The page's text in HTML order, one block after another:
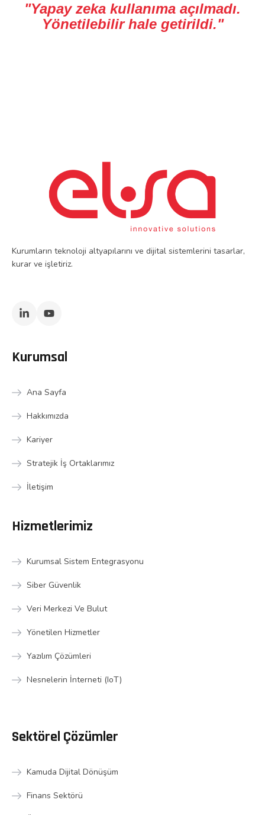
"Yapay zeka kullanıma açılmadı.
Yönetilebilir hale getirildi."
Kurumların teknoloji altyapılarını ve dijital sistemlerini tasarlar,
kurar ve işletiriz.
Kurumsal
Ana Sayfa
Hakkımızda
Kariyer
Stratejik İş Ortaklarımız
İletişim
Hizmetlerimiz
Kurumsal Sistem Entegrasyonu
Siber Güvenlik
Veri Merkezi Ve Bulut
Yönetilen Hizmetler
Yazılım Çözümleri
Nesnelerin İnterneti (IoT)
Sektörel Çözümler
Kamuda Dijital Dönüşüm
Finans Sektörü